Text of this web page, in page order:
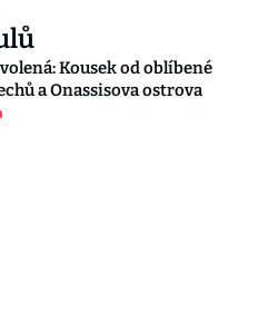
Kousek od oblíbené
a Onassisova ostrova